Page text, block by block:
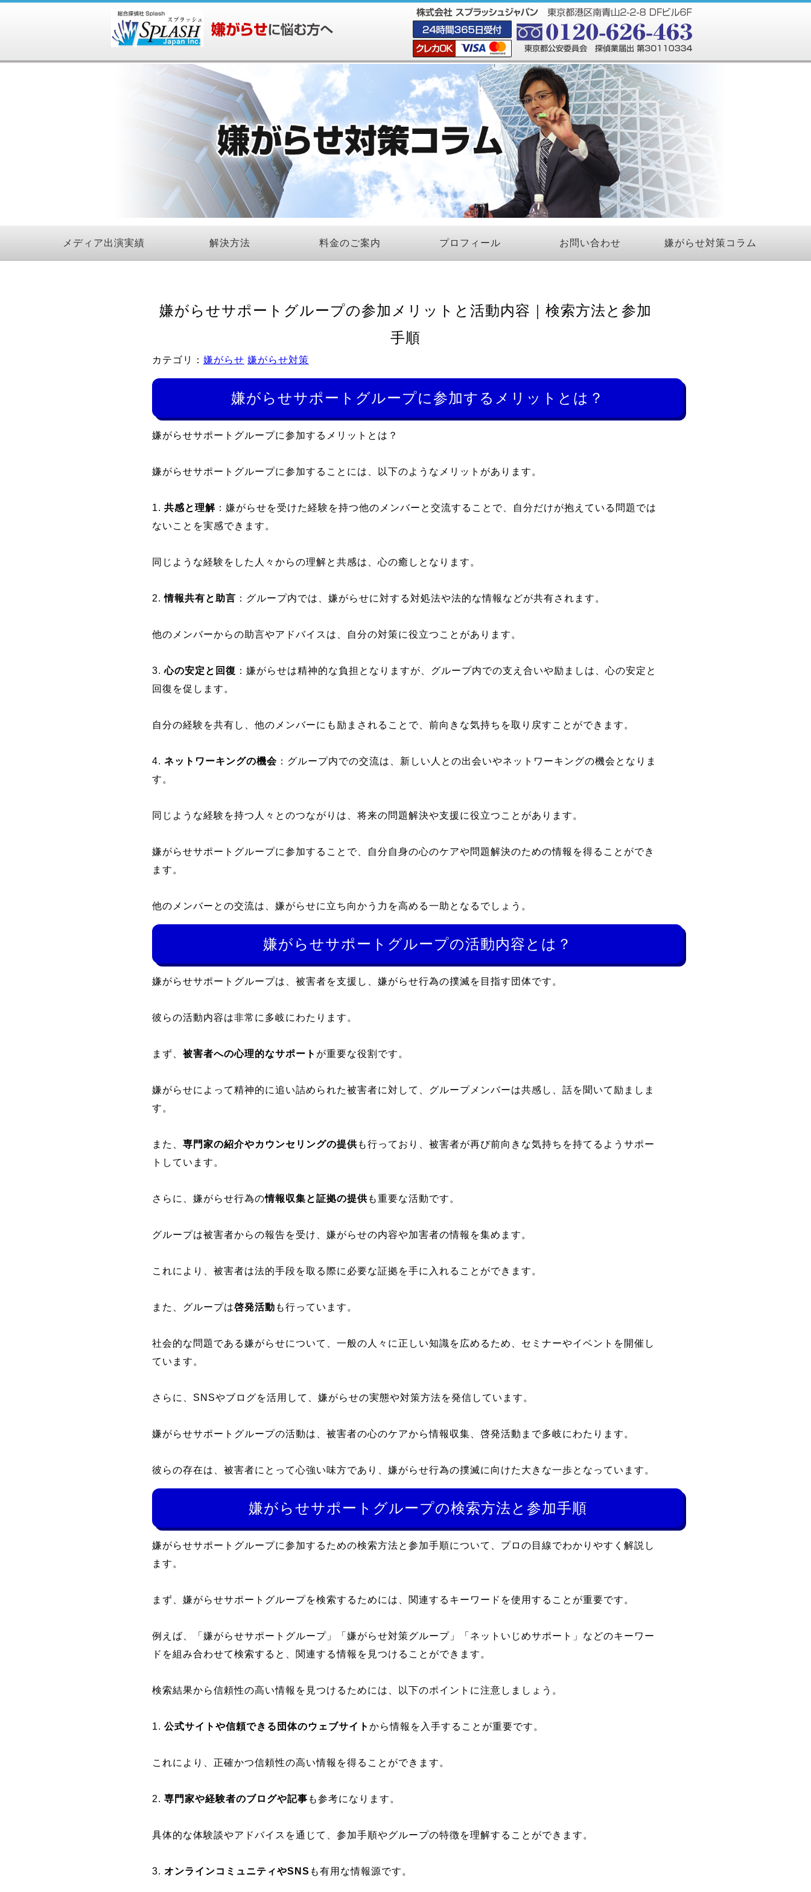
メディア出演実績 解決方法 料金のご案内 プロフィール お問い合わせ 嫌がらせ対策コラム
嫌がらせサポートグループの参加メリットと活動内容｜検索方法と参加
手順
カテゴリ： 嫌がらせ 嫌がらせ対策
嫌がらせサポートグループに参加するメリットとは？
嫌がらせサポートグループに参加するメリットとは？
嫌がらせサポートグループに参加することには、以下のようなメリットがあります。
1. 共感と理解 ：嫌がらせを受けた経験を持つ他のメンバーと交流することで、自分だけが抱えている問題では
ないことを実感できます。
同じような経験をした人々からの理解と共感は、心の癒しとなります。
2.情報共有と助言 ：グループ内では、嫌がらせに対する対処法や法的な情報などが共有されます。
他のメンバーからの助言やアドバイスは、自分の対策に役立つことがあります。
3.心の安定と回復 ：嫌がらせは精神的な負担となりますが、グループ内での支え合いや励ましは、心の安定と
回復を促します。
自分の経験を共有し、他のメンバーにも励まされることで、前向きな気持ちを取り戻すことができます。
4. ネットワーキングの機会 ：グループ内での交流は、新しい人との出会いやネットワーキングの機会となりま
す。
同じような経験を持つ人々とのつながりは、将来の問題解決や支援に役立つことがあります。
嫌がらせサポートグループに参加することで、自分自身の心のケアや問題解決のための情報を得ることができ
ます。
他のメンバーとの交流は、嫌がらせに立ち向かう力を高める一助となるでしょう。
嫌がらせサポートグループの活動内容とは？
嫌がらせサポートグループは、被害者を支援し、嫌がらせ行為の撲滅を目指す団体です。
彼らの活動内容は非常に多岐にわたります。
まず、 被害者への心理的なサポート が重要な役割です。
嫌がらせによって精神的に追い詰められた被害者に対して、グループメンバーは共感し、話を聞いて励ましま
す。
また、 専門家の紹介やカウンセリングの提供も行っており、被害者が再び前向きな気持ちを持てるようサポー
トしています。
さらに、嫌がらせ行為の情報収集と証拠の提供も重要な活動です。
グループは被害者からの報告を受け、嫌がらせの内容や加害者の情報を集めます。
これにより、被害者は法的手段を取る際に必要な証拠を手に入れることができます。
また、グループは啓発活動 も行っています。
社会的な問題である嫌がらせについて、一般の人々に正しい知識を広めるため、セミナーやイベントを開催し
ています。
さらに、SNSやブログを活用して、嫌がらせの実態や対策方法を発信しています。
嫌がらせサポートグループの活動は、被害者の心のケアから情報収集、啓発活動まで多岐にわたります。
彼らの存在は、被害者にとって心強い味方であり、嫌がらせ行為の撲滅に向けた大きな一歩となっています。
嫌がらせサポートグループの検索方法と参加手順
嫌がらせサポートグループに参加するための検索方法と参加手順について、プロの目線でわかりやすく解説し
ます。
まず、嫌がらせサポートグループを検索するためには、関連するキーワードを使用することが重要です。
例えば、「嫌がらせサポートグループ」「嫌がらせ対策グループ」「ネットいじめサポート」などのキーワー
ドを組み合わせて検索すると、関連する情報を見つけることができます。
検索結果から信頼性の高い情報を見つけるためには、以下のポイントに注意しましょう。
1. 公式サイトや信頼できる団体のウェブサイト から情報を入手することが重要です。
これにより、正確かつ信頼性の高い情報を得ることができます。
2. 専門家や経験者のブログや記事 も参考になります。
具体的な体験談やアドバイスを通じて、参加手順やグループの特徴を理解することができます。
3. オンラインコミュニティやSNS も有用な情報源です。